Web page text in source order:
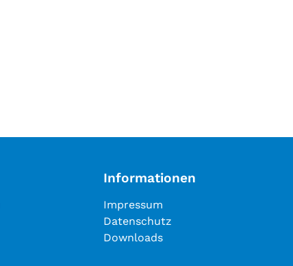
Informationen
Impressum
Datenschutz
Downloads